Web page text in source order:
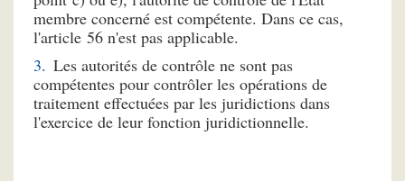
membre concerné est compétente. Dans ce cas,
l'article 56 n'est pas applicable.
Les autorités de contrôle ne sont pas
compétentes pour contrôler les opérations de
traitement effectuées par les juridictions dans
l'exercice de leur fonction juridictionnelle.